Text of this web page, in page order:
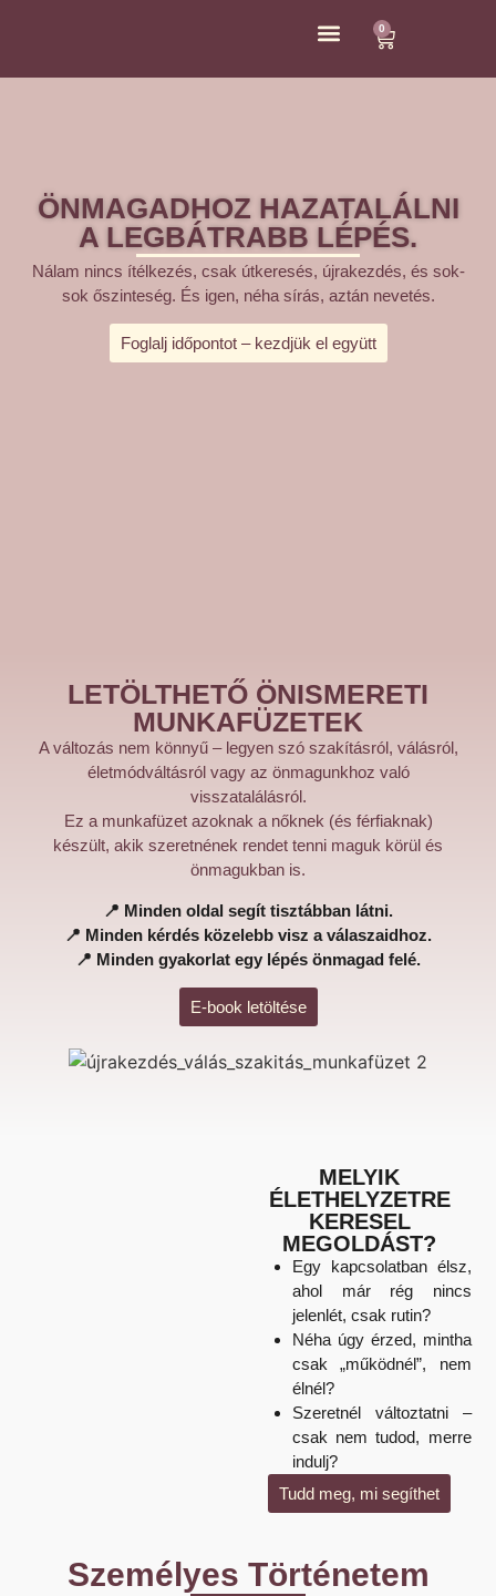
0
ÖNMAGADHOZ HAZATALÁLNI
A LEGBÁTRABB LÉPÉS.
Nálam nincs ítélkezés, csak útkeresés, újrakezdés, és sok-
sok őszinteség. És igen, néha sírás, aztán nevetés.
Foglalj időpontot – kezdjük el együtt
LETÖLTHETŐ ÖNISMERETI
MUNKAFÜZETEK
A változás nem könnyű – legyen szó szakításról, válásról,
életmódváltásról vagy az önmagunkhoz való
visszatalálásról.
Ez a munkafüzet azoknak a nőknek (és férfiaknak)
készült, akik szeretnének rendet tenni maguk körül és
önmagukban is.
📍 Minden oldal segít tisztábban látni.
📍 Minden kérdés közelebb visz a válaszaidhoz.
📍 Minden gyakorlat egy lépés önmagad felé.
E-book letöltése
MELYIK
ÉLETHELYZETRE
KERESEL
MEGOLDÁST?
Egy kapcsolatban élsz,
ahol már rég nincs
jelenlét, csak rutin?
Néha úgy érzed, mintha
csak „működnél”, nem
élnél?
Szeretnél változtatni –
csak nem tudod, merre
indulj?
Tudd meg, mi segíthet
Személyes Történetem